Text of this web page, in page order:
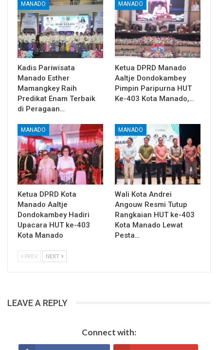
MANADO
Kadis Pariwisata
Manado Esther
Mamangkey Raih
Predikat Enam Terbaik
di Peragaan…
MANADO
Ketua DPRD Manado
Aaltje Dondokambey
Pimpin Paripurna HUT
Ke-403 Kota Manado,…
MANADO
Ketua DPRD Kota
Manado Aaltje
Dondokambey Hadiri
Upacara HUT ke-403
Kota Manado
MANADO
Wali Kota Andrei
Angouw Resmi Tutup
Rangkaian HUT ke-403
Kota Manado Lewat
Pesta…
PREV NEXT
LEAVE A REPLY
Connect with: